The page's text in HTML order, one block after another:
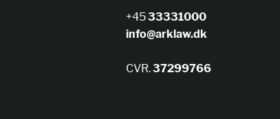
+4533331000
info@arklaw.dk
CVR.37299766